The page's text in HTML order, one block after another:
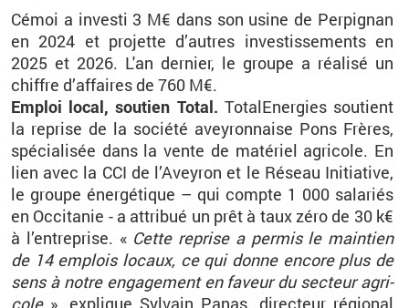
Cémoi a in­vesti 3 M€ dans son usine de Per­pi­gnan
en 2024 et pro­jette d’autres in­ves­tis­se­ments en
2025 et 2026. L'an der­nier, le groupe a réa­lisé un
chiffre d’af­faires de 760 M€.
Em­ploi local, sou­tien Total. To­ta­lE­ner­giessou­tient
la re­prise de la so­ciété avey­ron­naise Pons Frères,
spé­cia­li­sée dans la vente de ma­té­riel agri­cole. En
lien avec la CCI de l’Avey­ron et le Ré­seau Ini­tia­tive,
le groupe éner­gé­tique – qui compte 1 000 sa­la­riés
en Oc­ci­ta­nie - a at­tri­bué un prêt à taux zéro de 30 k€
à l’en­tre­prise. « Cette re­prise a per­mis le main­tien
de 14 em­plois lo­caux, ce qui donne en­core plus de
sens à notre en­ga­ge­ment en fa­veur du sec­teur agri­
cole», ex­plique Syl­vain Panas, di­rec­teur ré­gio­nal